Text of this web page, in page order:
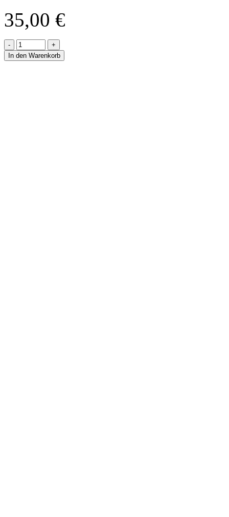
35,00 €
-
+
In den Warenkorb